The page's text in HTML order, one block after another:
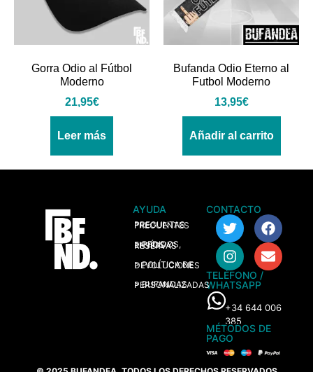
Gorra Odio al Fútbol
Moderno
21,95€
Leer más
Bufanda Odio Eterno al
Futbol Moderno
13,95€
Añadir al carrito
AYUDA
> PREGUNTAS FRECUENTES
> PEDIDOS, ENVÍOS Y RESERVAS
> POLÍTICA DE DEVOLUCIONES
> BUFANDAS PERSONALIZADAS
CONTACTO
TELÉFONO /
WHATSAPP
+34 644 006
385
MÉTODOS DE
PAGO